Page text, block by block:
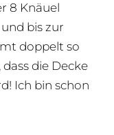
8 Knäuel
bis zur
doppelt so
die Decke
Ich bin schon